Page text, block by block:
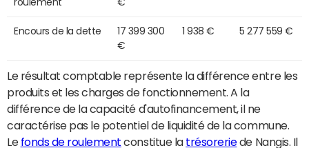
Encours de la dette
17 399 300
€
1 938 € 5 277 559 €
Le résultat comptable représente la différence entre les
produits et les charges de fonctionnement. A la
différence de la capacité d'autofinancement, il ne
caractérise pas le potentiel de liquidité de la commune.
Le fonds de roulement constitue la trésoreriede Nangis. Il